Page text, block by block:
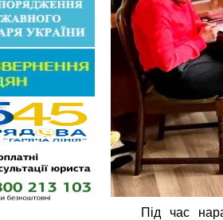
Під час